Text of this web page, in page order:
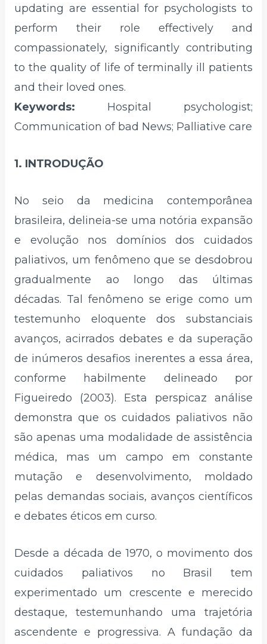
updating are essential for psychologists to
perform their role effectively and
compassionately, significantly contributing
to the quality of life of terminally ill patients
and their loved ones.
Keywords: Hospital psychologist;
Communication of bad News; Palliative care
1. INTRODUÇÃO
No seio da medicina contemporânea
brasileira, delineia-se uma notória expansão
e evolução nos domínios dos cuidados
paliativos, um fenômeno que se desdobrou
gradualmente ao longo das últimas
décadas. Tal fenômeno se erige como um
testemunho eloquente dos substanciais
avanços, acirrados debates e da superação
de inúmeros desafios inerentes a essa área,
conforme habilmente delineado por
Figueiredo (2003). Esta perspicaz análise
demonstra que os cuidados paliativos não
são apenas uma modalidade de assistência
médica, mas um campo em constante
mutação e desenvolvimento, moldado
pelas demandas sociais, avanços científicos
e debates éticos em curso.
Desde a década de 1970, o movimento dos
cuidados paliativos no Brasil tem
experimentado um crescente e merecido
destaque, testemunhando uma trajetória
ascendente e progressiva. A fundação da